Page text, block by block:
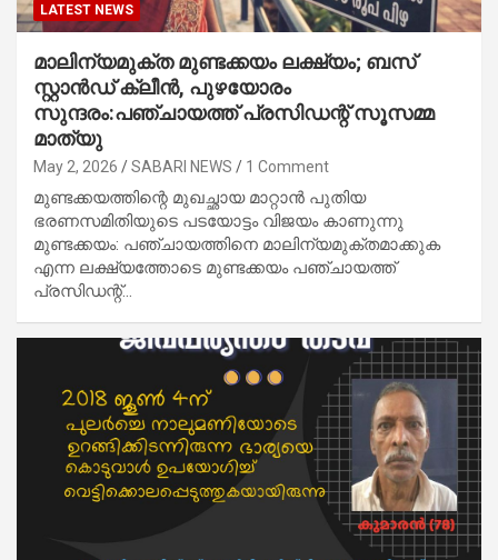
LATEST NEWS
മാലിന്യമുക്ത മുണ്ടക്കയം ലക്ഷ്യം; ബസ്
സ്റ്റാൻഡ് ക്ലീൻ, പുഴയോരം
സുന്ദരം:പഞ്ചായത്ത് പ്രസിഡന്റ് സൂസമ്മ
മാത്യു
May 2, 2026 SABARI NEWS 1 Comment
മുണ്ടക്കയത്തിന്റെ മുഖച്ഛായ മാറ്റാൻ പുതിയ
ഭരണസമിതിയുടെ പടയോട്ടം വിജയം കാണുന്നു
മുണ്ടക്കയം: പഞ്ചായത്തിനെ മാലിന്യമുക്തമാക്കുക
എന്ന ലക്ഷ്യത്തോടെ മുണ്ടക്കയം പഞ്ചായത്ത്
പ്രസിഡന്റ്…